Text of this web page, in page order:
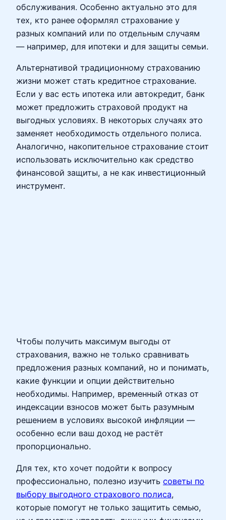
обслуживания. Особенно актуально это для
тех, кто ранее оформлял страхование у
разных компаний или по отдельным случаям
— например, для ипотеки и для защиты семьи.
Альтернативой традиционному страхованию
жизни может стать кредитное страхование.
Если у вас есть ипотека или автокредит, банк
может предложить страховой продукт на
выгодных условиях. В некоторых случаях это
заменяет необходимость отдельного полиса.
Аналогично, накопительное страхование стоит
использовать исключительно как средство
финансовой защиты, а не как инвестиционный
инструмент.
Чтобы получить максимум выгоды от
страхования, важно не только сравнивать
предложения разных компаний, но и понимать,
какие функции и опции действительно
необходимы. Например, временный отказ от
индексации взносов может быть разумным
решением в условиях высокой инфляции —
особенно если ваш доход не растёт
пропорционально.
Для тех, кто хочет подойти к вопросу
профессионально, полезно изучить советы по
выбору выгодного страхового полиса,
которые помогут не только защитить семью,